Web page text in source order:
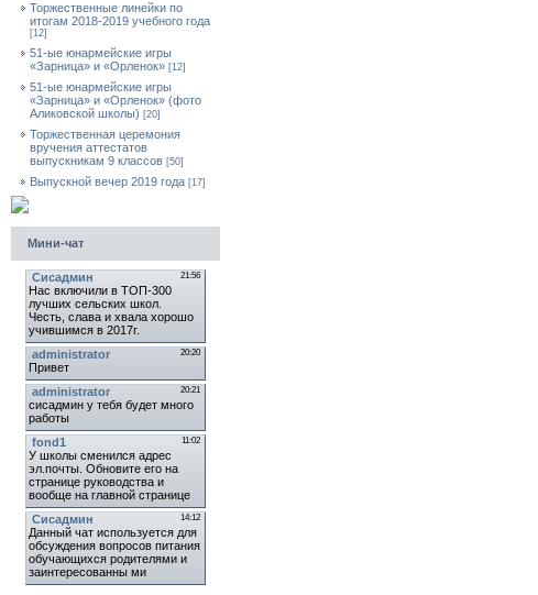
Торжественные линейки по
итогам 2018-2019 учебного года
[12]
51-ые юнармейские игры
«Зарница» и «Орленок» [12]
51-ые юнармейские игры
«Зарница» и «Орленок» (фото
Аликовской школы) [20]
Торжественная церемония
вручения аттестатов
выпускникам 9 классов [50]
Выпускной вечер 2019 года [17]
Мини-чат